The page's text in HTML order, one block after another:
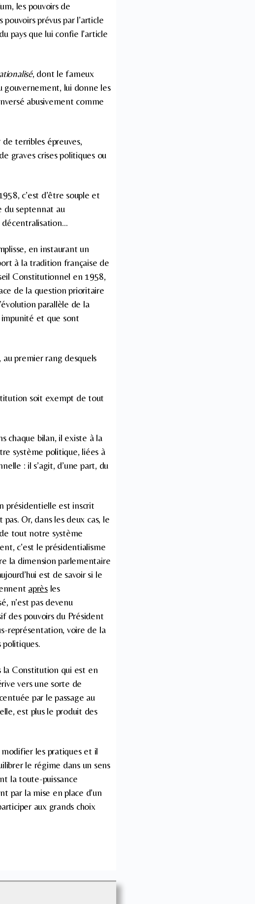
les pouvoirs de
prévus par l’article
pays que lui confie l’article
, dont le fameux
gouvernement, lui donne les
abusivement comme
terribles épreuves,
graves crises politiques ou
c’est d’être souple et
du septennat au
en instaurant un
à la tradition française de
Constitutionnel en 1958,
de la question prioritaire
parallèle de la
impunité et que sont
premier rang desquels
soit exempt de tout
chaque bilan, il existe à la
système politique, liées à
: il s’agit, d’une part, du
présidentielle est inscrit
Or, dans les deux cas, le
tout notre système
c’est le présidentialisme
la dimension parlementaire
est de savoir si le
aprèsles
n’est pas devenu
des pouvoirs du Président
représentation, voire de la
la Constitution qui est en
vers une sorte de
par le passage au
est plus le produit des
modifier les pratiques et il
le régime dans un sens
la toute-puissance
par la mise en place d’un
aux grands choix